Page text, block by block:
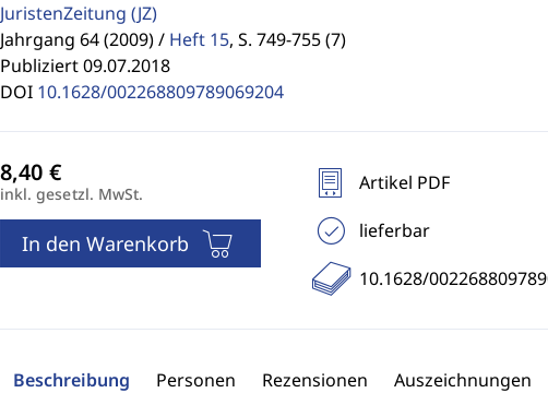
JuristenZeitung (JZ)
Jahrgang 64 (2009) / Heft 15, S. 749-755 (7)
Publiziert 09.07.2018
DOI 10.1628/002268809789069204
inkl. gesetzl. MwSt.
In den Warenkorb
Artikel PDF
lieferbar
10.1628/
Beschreibung Personen Rezensionen Auszeichnungen